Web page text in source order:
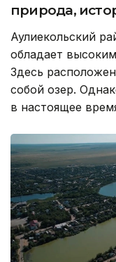
природа,
Аулиекольский
обладает
Здесь
собой озер.
в настоящее